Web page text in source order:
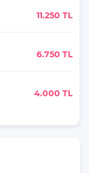
11.250 TL
6.750 TL
4.000 TL